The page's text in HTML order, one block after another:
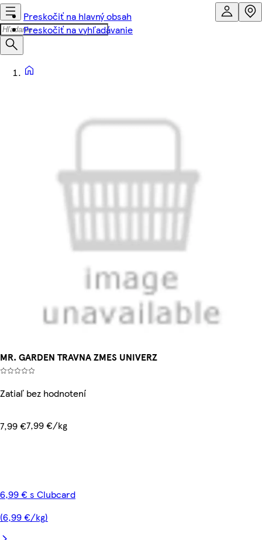
Preskočiť na hlavný obsah
Preskočiť na vyhľadávanie
MR. GARDEN TRAVNA ZMES UNIVERZ
Zatiaľ bez hodnotení
7,99 €7,99 €/kg
6,99 € s Clubcard
(6,99 €/kg)